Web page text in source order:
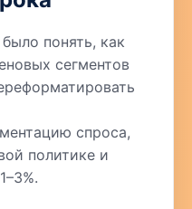
понять, как
сегментов
спроса,
политике и